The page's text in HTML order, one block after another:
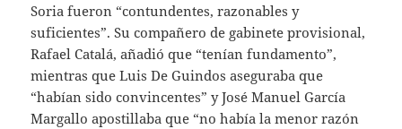
Soria fueron “contundentes, razonables y
suficientes”. Su compañero de gabinete provisional,
Rafael Catalá, añadió que “tenían fundamento”,
mientras que Luis De Guindos aseguraba que
“habían sido convincentes” y José Manuel García
Margallo apostillaba que “no había la menor razón